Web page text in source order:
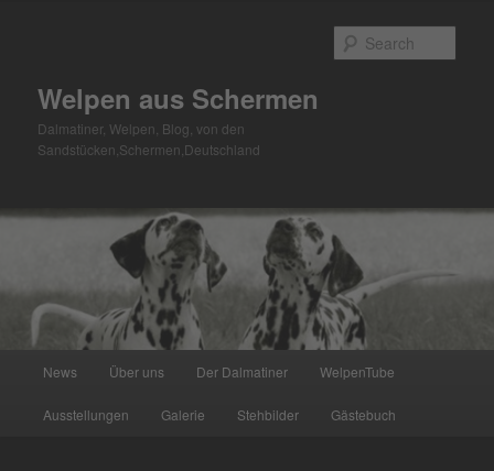
Welpen aus Schermen
Dalmatiner, Welpen, Blog, von den
Sandstücken,Schermen,Deutschland
News Über uns Der Dalmatiner WelpenTube
Ausstellungen Galerie Stehbilder Gästebuch